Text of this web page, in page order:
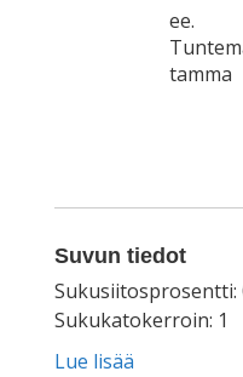
ee.
tamma
Suvun tiedot
Sukusiitosprosentti:
Sukukatokerroin: 1
Lue lisää